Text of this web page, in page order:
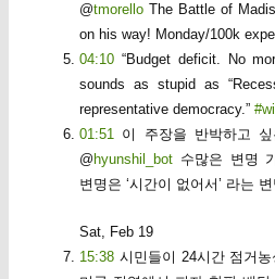
@tmorello The Battle of
on his way! Monday/100k
04:10 “Budget deficit. No
sounds as stupid as
representative democracy.”
01:51 이 주장을 반박하고
@ hyunshil_bot 수많은 변명
변명은 ‘시간이 없어서’ 라는
Sat, Feb 19
15:38 시민들이 24시간 점거